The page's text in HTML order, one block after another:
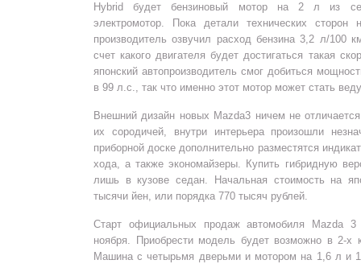
Hybrid будет бензиновый мотор на 2 л из
электромотор. Пока детали технических сторон
производитель озвучил расход бензина 3,2 л/100
счет какого двигателя будет достигаться такая
японский автопроизводитель смог добиться
в 99 л.с., так что именно этот мотор может стать
Внешний дизайн новых Mazda3 ничем не
их сородичей, внутри интерьера произошли
приборной доске дополнительно разместятся
хода, а также экономайзеры. Купить гибридную
лишь в кузове седан. Начальная стоимость на
тысячи йен, или порядка 770 тысяч рублей.
Старт официальных продаж автомобиля Mazda
ноября. Приобрести модель будет возможно в 2-х
Машина с четырьмя дверьми и мотором на 1,6 л и